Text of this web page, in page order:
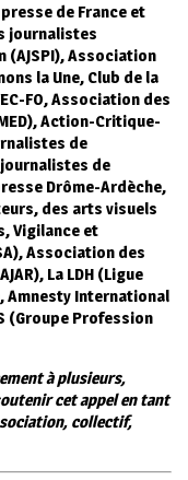
de France et
journalistes
(AJSPI), Association
la Une, Club de la
FO, Association des
Action-Critique-
de
journalistes de
Drôme-Ardèche,
des arts visuels
Vigilance et
Association des
La LDH (Ligue
Amnesty International
(Groupe Profession
à plusieurs,
cet appel en tant
collectif,